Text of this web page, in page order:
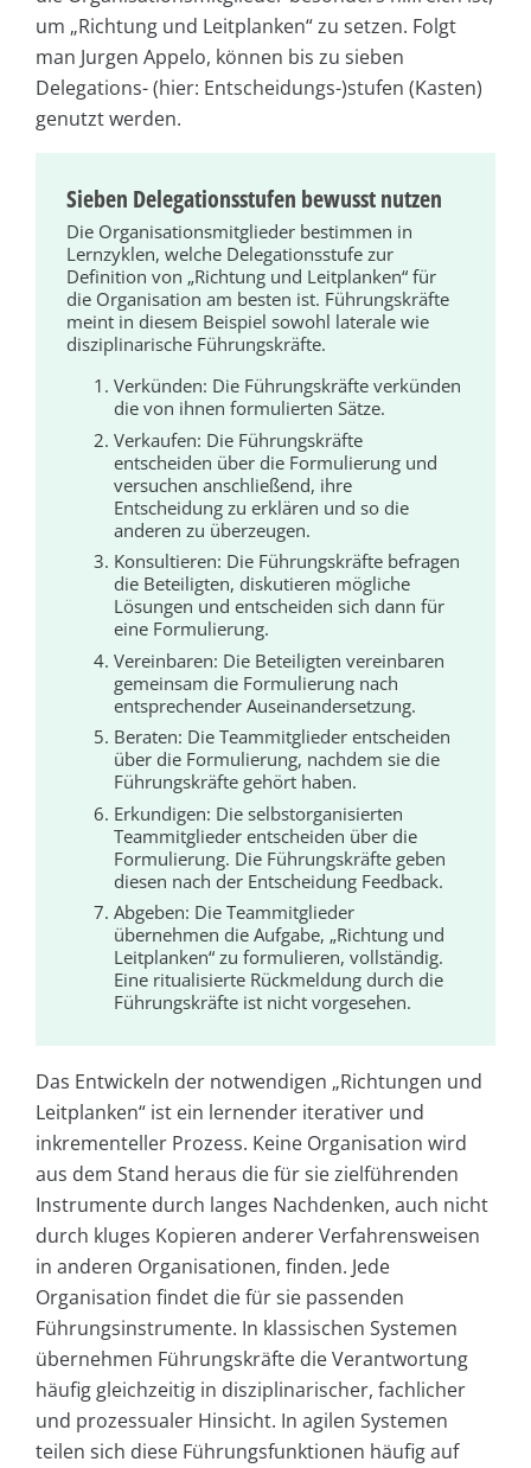
um „Richtung und Leitplanken“ zu setzen. Folgt
man Jurgen Appelo, können bis zu sieben
Delegations- (hier: Entscheidungs-)stufen (Kasten)
genutzt werden.
Sieben Delegationsstufen bewusst nutzen
Die Organisationsmitglieder bestimmen in
Lernzyklen, welche Delegationsstufe zur
Definition von „Richtung und Leitplanken“ für
die Organisation am besten ist. Führungskräfte
meint in diesem Beispiel sowohl laterale wie
disziplinarische Führungskräfte.
Verkünden: Die Führungskräfte verkünden
die von ihnen formulierten Sätze.
Verkaufen: Die Führungskräfte
entscheiden über die Formulierung und
versuchen anschließend, ihre
Entscheidung zu erklären und so die
anderen zu überzeugen.
Konsultieren: Die Führungskräfte befragen
die Beteiligten, diskutieren mögliche
Lösungen und entscheiden sich dann für
eine Formulierung.
Vereinbaren: Die Beteiligten vereinbaren
gemeinsam die Formulierung nach
entsprechender Auseinandersetzung.
Beraten: Die Teammitglieder entscheiden
über die Formulierung, nachdem sie die
Führungskräfte gehört haben.
Erkundigen: Die selbstorganisierten
Teammitglieder entscheiden über die
Formulierung. Die Führungskräfte geben
diesen nach der Entscheidung Feedback.
Abgeben: Die Teammitglieder
übernehmen die Aufgabe, „Richtung und
Leitplanken“ zu formulieren, vollständig.
Eine ritualisierte Rückmeldung durch die
Führungskräfte ist nicht vorgesehen.
Das Entwickeln der notwendigen „Richtungen und
Leitplanken“ ist ein lernender iterativer und
inkrementeller Prozess. Keine Organisation wird
aus dem Stand heraus die für sie zielführenden
Instrumente durch langes Nachdenken, auch nicht
durch kluges Kopieren anderer Verfahrensweisen
in anderen Organisationen, finden. Jede
Organisation findet die für sie passenden
Führungsinstrumente. In klassischen Systemen
übernehmen Führungskräfte die Verantwortung
häufig gleichzeitig in disziplinarischer, fachlicher
und prozessualer Hinsicht. In agilen Systemen
teilen sich diese Führungsfunktionen häufig auf